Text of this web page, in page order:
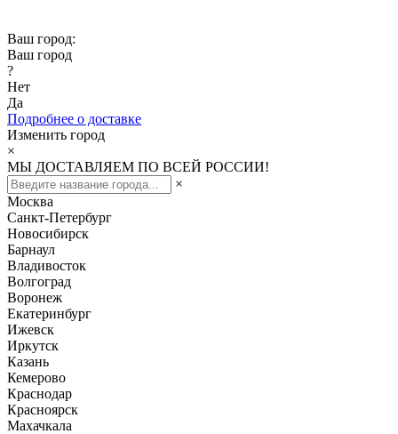
Ваш город:
Ваш город
?
Нет
Да
Подробнее о доставке
Изменить город
×
МЫ ДОСТАВЛЯЕМ ПО ВСЕЙ РОССИИ!
×
Москва
Санкт-Петербург
Новосибирск
Барнаул
Владивосток
Волгоград
Воронеж
Екатеринбург
Ижевск
Иркутск
Казань
Кемерово
Краснодар
Красноярск
Махачкала